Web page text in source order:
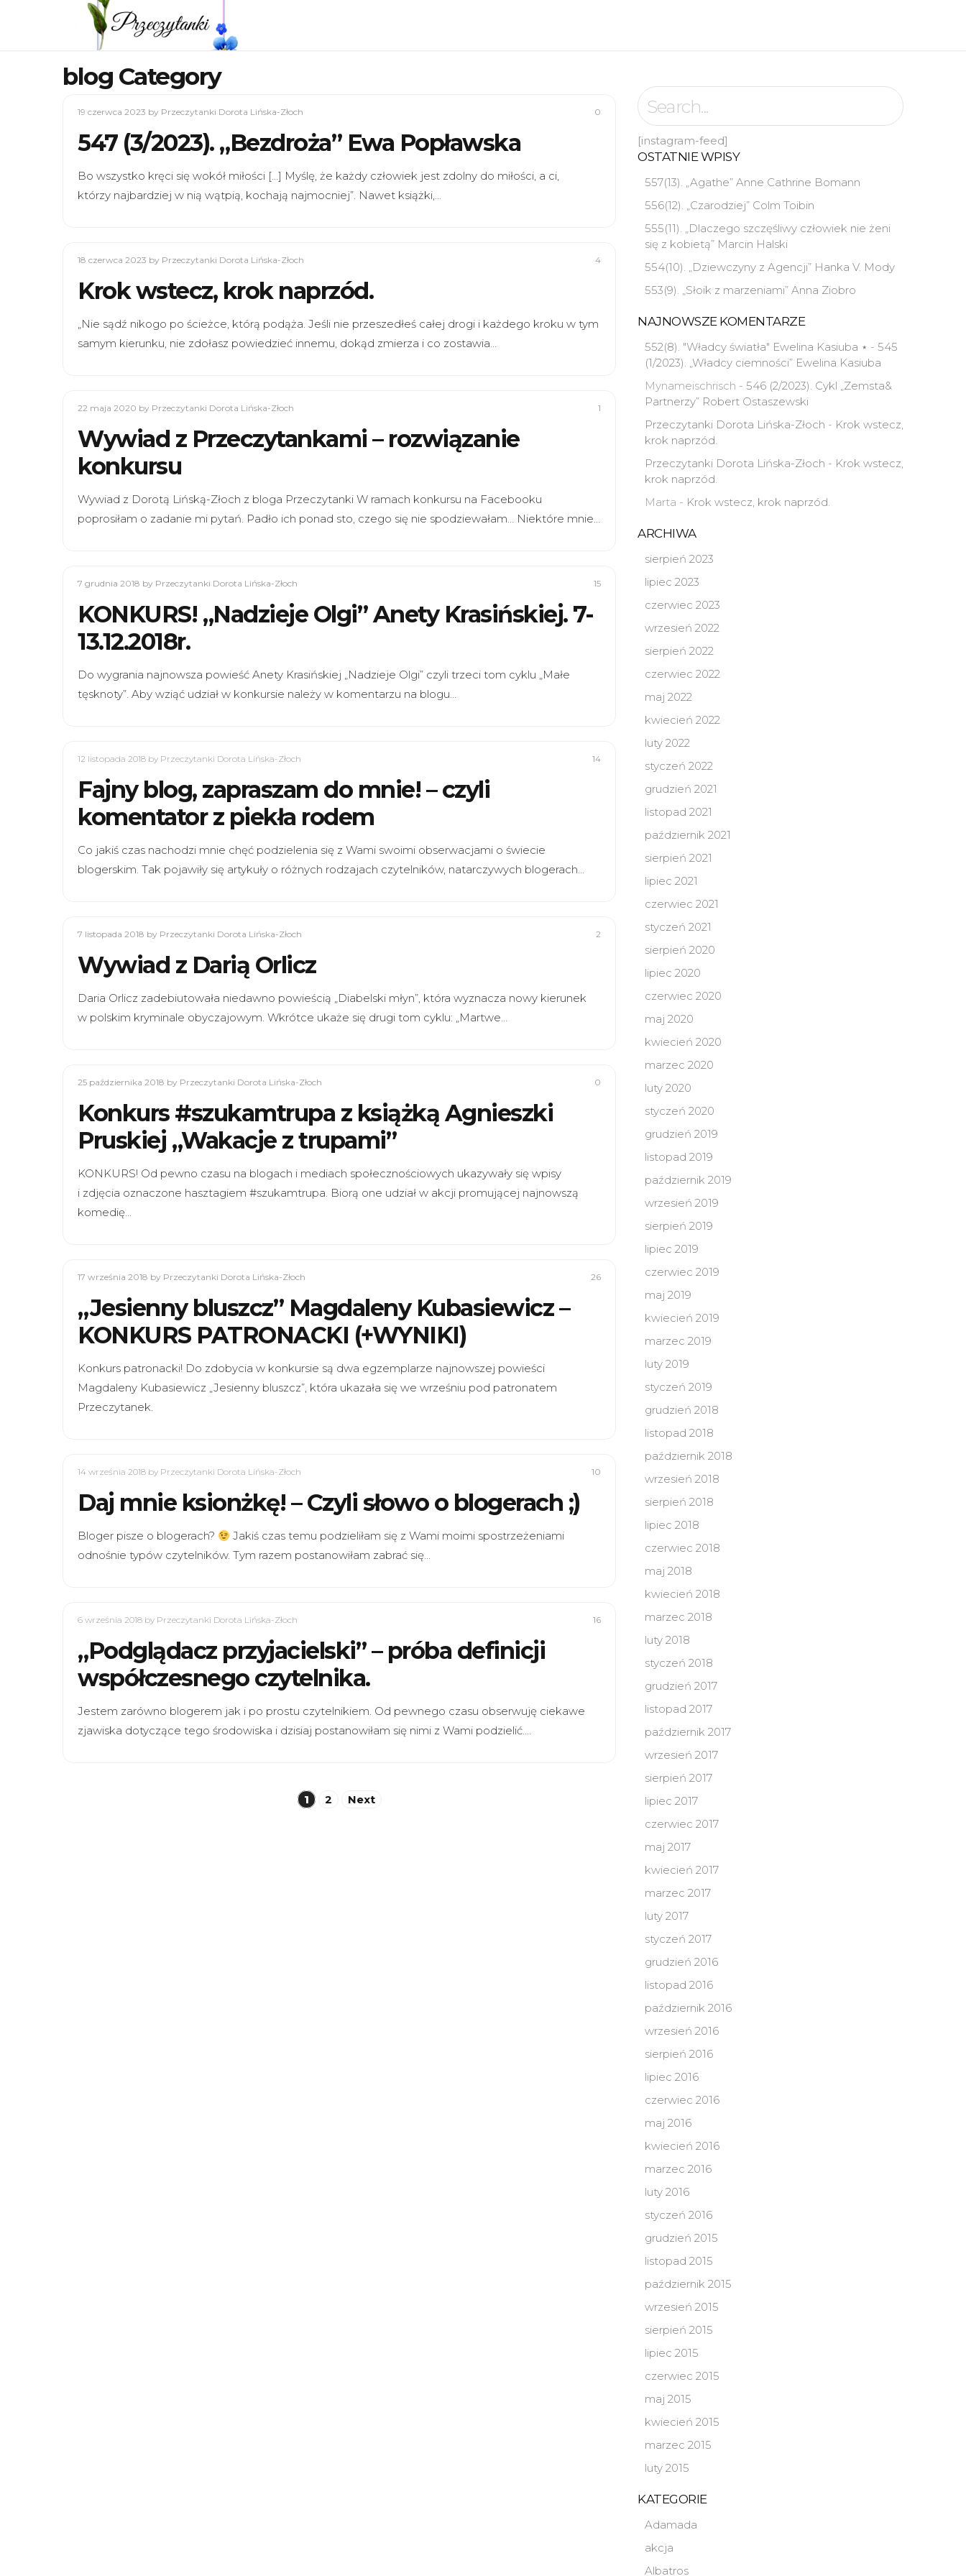
blog Category
19 czerwca 2023 by Przeczytanki Dorota Lińska-Złoch 0
547 (3/2023). „Bezdroża” Ewa Popławska
Bo wszystko kręci się wokół miłości […] Myślę, że każdy człowiek jest zdolny do miłości, a ci,
którzy najbardziej w nią wątpią, kochają najmocniej”. Nawet książki,…
18 czerwca 2023 by Przeczytanki Dorota Lińska-Złoch 4
Krok wstecz, krok naprzód.
„Nie sądź nikogo po ścieżce, którą podąża. Jeśli nie przeszedłeś całej drogi i każdego kroku w tym
samym kierunku, nie zdołasz powiedzieć innemu, dokąd zmierza i co zostawia…
22 maja 2020 by Przeczytanki Dorota Lińska-Złoch 1
Wywiad z Przeczytankami – rozwiązanie
konkursu
Wywiad z Dorotą Lińską-Złoch z bloga Przeczytanki W ramach konkursu na Facebooku
poprosiłam o zadanie mi pytań. Padło ich ponad sto, czego się nie spodziewałam… Niektóre mnie…
7 grudnia 2018 by Przeczytanki Dorota Lińska-Złoch 15
KONKURS! „Nadzieje Olgi” Anety Krasińskiej. 7-
13.12.2018r.
Do wygrania najnowsza powieść Anety Krasińskiej „Nadzieje Olgi” czyli trzeci tom cyklu „Małe
tęsknoty”. Aby wziąć udział w konkursie należy w komentarzu na blogu…
12 listopada 2018 by Przeczytanki Dorota Lińska-Złoch 14
Fajny blog, zapraszam do mnie! – czyli
komentator z piekła rodem
Co jakiś czas nachodzi mnie chęć podzielenia się z Wami swoimi obserwacjami o świecie
blogerskim. Tak pojawiły się artykuły o różnych rodzajach czytelników, natarczywych blogerach…
7 listopada 2018 by Przeczytanki Dorota Lińska-Złoch 2
Wywiad z Darią Orlicz
Daria Orlicz zadebiutowała niedawno powieścią „Diabelski młyn”, która wyznacza nowy kierunek
w polskim kryminale obyczajowym. Wkrótce ukaże się drugi tom cyklu: „Martwe…
25 października 2018 by Przeczytanki Dorota Lińska-Złoch 0
Konkurs #szukamtrupa z książką Agnieszki
Pruskiej „Wakacje z trupami”
KONKURS! Od pewno czasu na blogach i mediach społecznościowych ukazywały się wpisy
i zdjęcia oznaczone hasztagiem #szukamtrupa. Biorą one udział w akcji promującej najnowszą
komedię…
17 września 2018 by Przeczytanki Dorota Lińska-Złoch 26
„Jesienny bluszcz” Magdaleny Kubasiewicz –
KONKURS PATRONACKI (+WYNIKI)
Konkurs patronacki! Do zdobycia w konkursie są dwa egzemplarze najnowszej powieści
Magdaleny Kubasiewicz „Jesienny bluszcz”, która ukazała się we wrześniu pod patronatem
Przeczytanek.
14 września 2018 by Przeczytanki Dorota Lińska-Złoch 10
Daj mnie ksionżkę! – Czyli słowo o blogerach ;)
Bloger pisze o blogerach?
Jakiś czas temu podzieliłam się z Wami moimi spostrzeżeniami
odnośnie typów czytelników. Tym razem postanowiłam zabrać się…
6 września 2018 by Przeczytanki Dorota Lińska-Złoch 16
„Podglądacz przyjacielski” – próba definicji
współczesnego czytelnika.
Jestem zarówno blogerem jak i po prostu czytelnikiem. Od pewnego czasu obserwuję ciekawe
zjawiska dotyczące tego środowiska i dzisiaj postanowiłam się nimi z Wami podzielić.…
1 2 Next
[instagram-feed]
OSTATNIE WPISY
557(13). „Agathe” Anne Cathrine Bomann
556(12). „Czarodziej” Colm Toibin
555(11). „Dlaczego szczęśliwy człowiek nie żeni
się z kobietą” Marcin Halski
554(10). „Dziewczyny z Agencji” Hanka V. Mody
553(9). „Słoik z marzeniami” Anna Ziobro
NAJNOWSZE KOMENTARZE
552(8). "Władcy światła" Ewelina Kasiuba ⋆ - 545
(1/2023). „Władcy ciemności” Ewelina Kasiuba
Mynameischrisch - 546 (2/2023). Cykl „Zemsta&
Partnerzy” Robert Ostaszewski
Przeczytanki Dorota Lińska-Złoch - Krok wstecz,
krok naprzód.
Przeczytanki Dorota Lińska-Złoch - Krok wstecz,
krok naprzód.
Marta - Krok wstecz, krok naprzód.
ARCHIWA
sierpień 2023
lipiec 2023
czerwiec 2023
wrzesień 2022
sierpień 2022
czerwiec 2022
maj 2022
kwiecień 2022
luty 2022
styczeń 2022
grudzień 2021
listopad 2021
październik 2021
sierpień 2021
lipiec 2021
czerwiec 2021
styczeń 2021
sierpień 2020
lipiec 2020
czerwiec 2020
maj 2020
kwiecień 2020
marzec 2020
luty 2020
styczeń 2020
grudzień 2019
listopad 2019
październik 2019
wrzesień 2019
sierpień 2019
lipiec 2019
czerwiec 2019
maj 2019
kwiecień 2019
marzec 2019
luty 2019
styczeń 2019
grudzień 2018
listopad 2018
październik 2018
wrzesień 2018
sierpień 2018
lipiec 2018
czerwiec 2018
maj 2018
kwiecień 2018
marzec 2018
luty 2018
styczeń 2018
grudzień 2017
listopad 2017
październik 2017
wrzesień 2017
sierpień 2017
lipiec 2017
czerwiec 2017
maj 2017
kwiecień 2017
marzec 2017
luty 2017
styczeń 2017
grudzień 2016
listopad 2016
październik 2016
wrzesień 2016
sierpień 2016
lipiec 2016
czerwiec 2016
maj 2016
kwiecień 2016
marzec 2016
luty 2016
styczeń 2016
grudzień 2015
listopad 2015
październik 2015
wrzesień 2015
sierpień 2015
lipiec 2015
czerwiec 2015
maj 2015
kwiecień 2015
marzec 2015
luty 2015
KATEGORIE
Adamada
akcja
Albatros